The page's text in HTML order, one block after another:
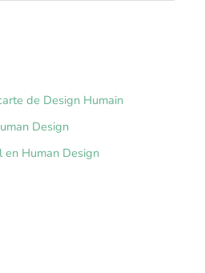
de Design Humain
Design
Human Design